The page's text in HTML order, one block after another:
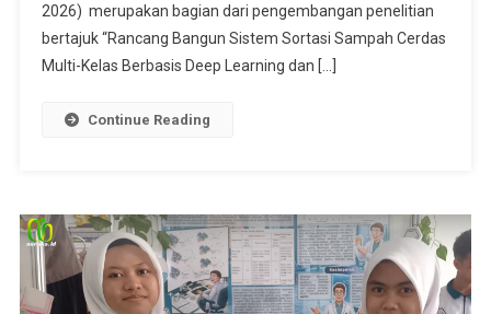
2026) merupakan bagian dari pengembangan penelitian
bertajuk “Rancang Bangun Sistem Sortasi Sampah Cerdas
Multi-Kelas Berbasis Deep Learning dan […]
Continue Reading